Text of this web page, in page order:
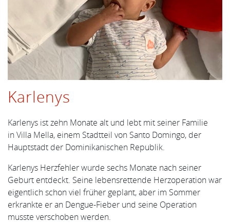
Karlenys
Karlenys ist zehn Monate alt und lebt mit seiner Familie
in Villa Mella, einem Stadtteil von Santo Domingo, der
Hauptstadt der Dominikanischen Republik.
Karlenys Herzfehler wurde sechs Monate nach seiner
Geburt entdeckt. Seine lebensrettende Herzoperation war
eigentlich schon viel früher geplant, aber im Sommer
erkrankte er an Dengue-Fieber und seine Operation
musste verschoben werden.